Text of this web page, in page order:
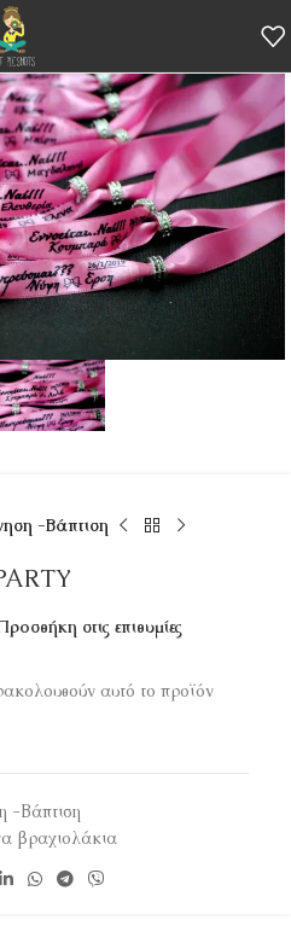
-Βάπτιση
στις επιθυμίες
αυτό το προϊόν
-Βάπτιση
βραχιολάκια